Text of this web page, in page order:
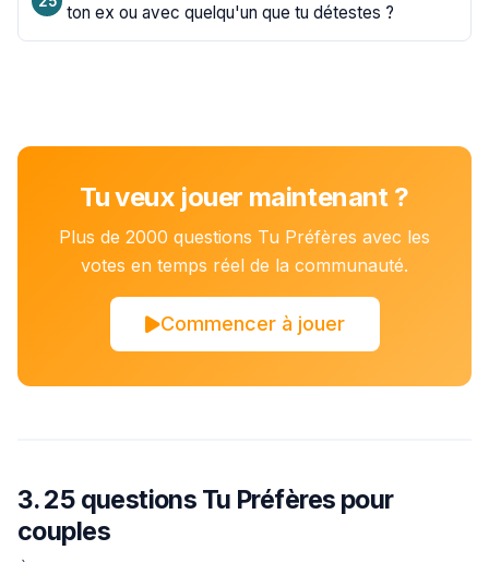
ton ex ou avec quelqu'un que tu détestes ?
Tu veux jouer maintenant ?
Plus de 2000 questions Tu Préfères avec les
votes en temps réel de la communauté.
Commencer à jouer
3. 25 questions Tu Préfères pour
couples